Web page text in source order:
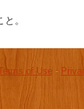
。
of Use-